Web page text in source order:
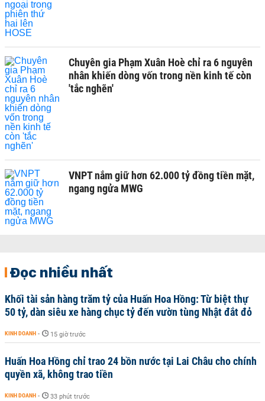
Chuyên gia Phạm Xuân Hoè chỉ ra 6 nguyên
nhân khiến dòng vốn trong nền kinh tế còn
'tắc nghẽn'
VNPT nắm giữ hơn 62.000 tỷ đồng tiền mặt,
ngang ngửa MWG
Đọc nhiều nhất
Khối tài sản hàng trăm tỷ của Huấn Hoa Hồng: Từ biệt thự
50 tỷ, dàn siêu xe hàng chục tỷ đến vườn tùng Nhật đắt đỏ
KINH DOANH - 15 giờ trước
Huấn Hoa Hồng chỉ trao 24 bồn nước tại Lai Châu cho chính
quyền xã, không trao tiền
KINH DOANH - 33 phút trước